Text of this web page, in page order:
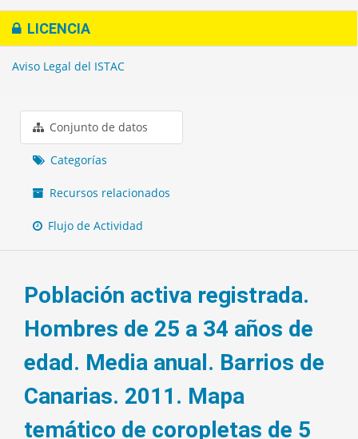
LICENCIA
Aviso Legal del ISTAC
Conjunto de datos
Categorías
Recursos relacionados
Flujo de Actividad
Población activa registrada.
Hombres de 25 a 34 años de
edad. Media anual. Barrios de
Canarias. 2011. Mapa
temático de coropletas de 5